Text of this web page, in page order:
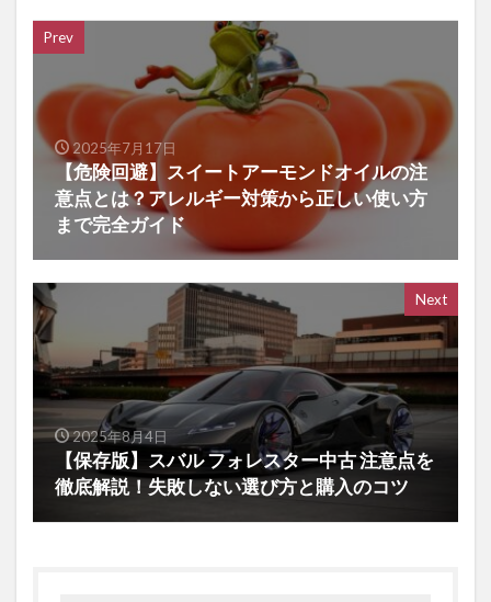
Prev
2025年7月17日
【危険回避】スイートアーモンドオイルの注
意点とは？アレルギー対策から正しい使い方
まで完全ガイド
Next
2025年8月4日
【保存版】スバル フォレスター中古 注意点を
徹底解説！失敗しない選び方と購入のコツ